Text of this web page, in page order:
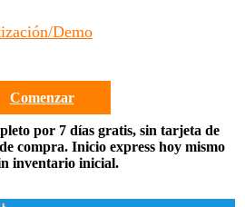
Demo
Comenzar
por 7 días gratis, sin tarjeta de
compra. Inicio express hoy mismo
inventario inicial.